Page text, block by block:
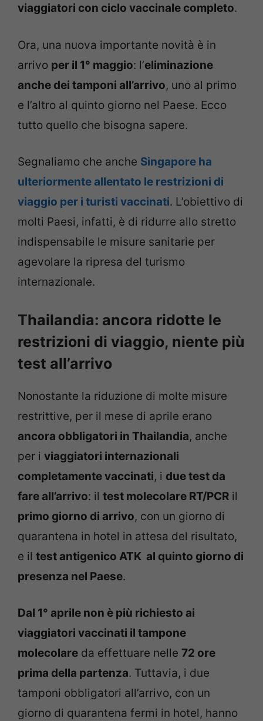
viaggiatori con ciclo vaccinale completo.
Ora, una nuova importante novità è in
arrivo per il 1° maggio: l’eliminazione
anche dei tamponi all’arrivo, uno al primo
e l’altro al quinto giorno nel Paese. Ecco
tutto quello che bisogna sapere.
Segnaliamo che anche Singapore ha
ulteriormente allentato le restrizioni di
viaggio per i turisti vaccinati. L’obiettivo di
molti Paesi, infatti, è di ridurre allo stretto
indispensabile le misure sanitarie per
agevolare la ripresa del turismo
internazionale.
Thailandia: ancora ridotte le
restrizioni di viaggio, niente più
test all’arrivo
Nonostante la riduzione di molte misure
restrittive, per il mese di aprile erano
ancora obbligatori in Thailandia, anche
per i viaggiatori internazionali
completamente vaccinati, i due test da
fare all’arrivo: il test molecolare RT/PCR il
primo giorno di arrivo, con un giorno di
quarantena in hotel in attesa del risultato,
e il test antigenico ATK al quinto giorno di
presenza nel Paese.
Dal 1° aprile non è più richiesto ai
viaggiatori vaccinati il tampone
molecolare da effettuare nelle 72 ore
prima della partenza. Tuttavia, i due
tamponi obbligatori all’arrivo, con un
giorno di quarantena fermi in hotel, hanno